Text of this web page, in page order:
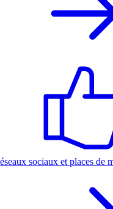
sociaux et places de